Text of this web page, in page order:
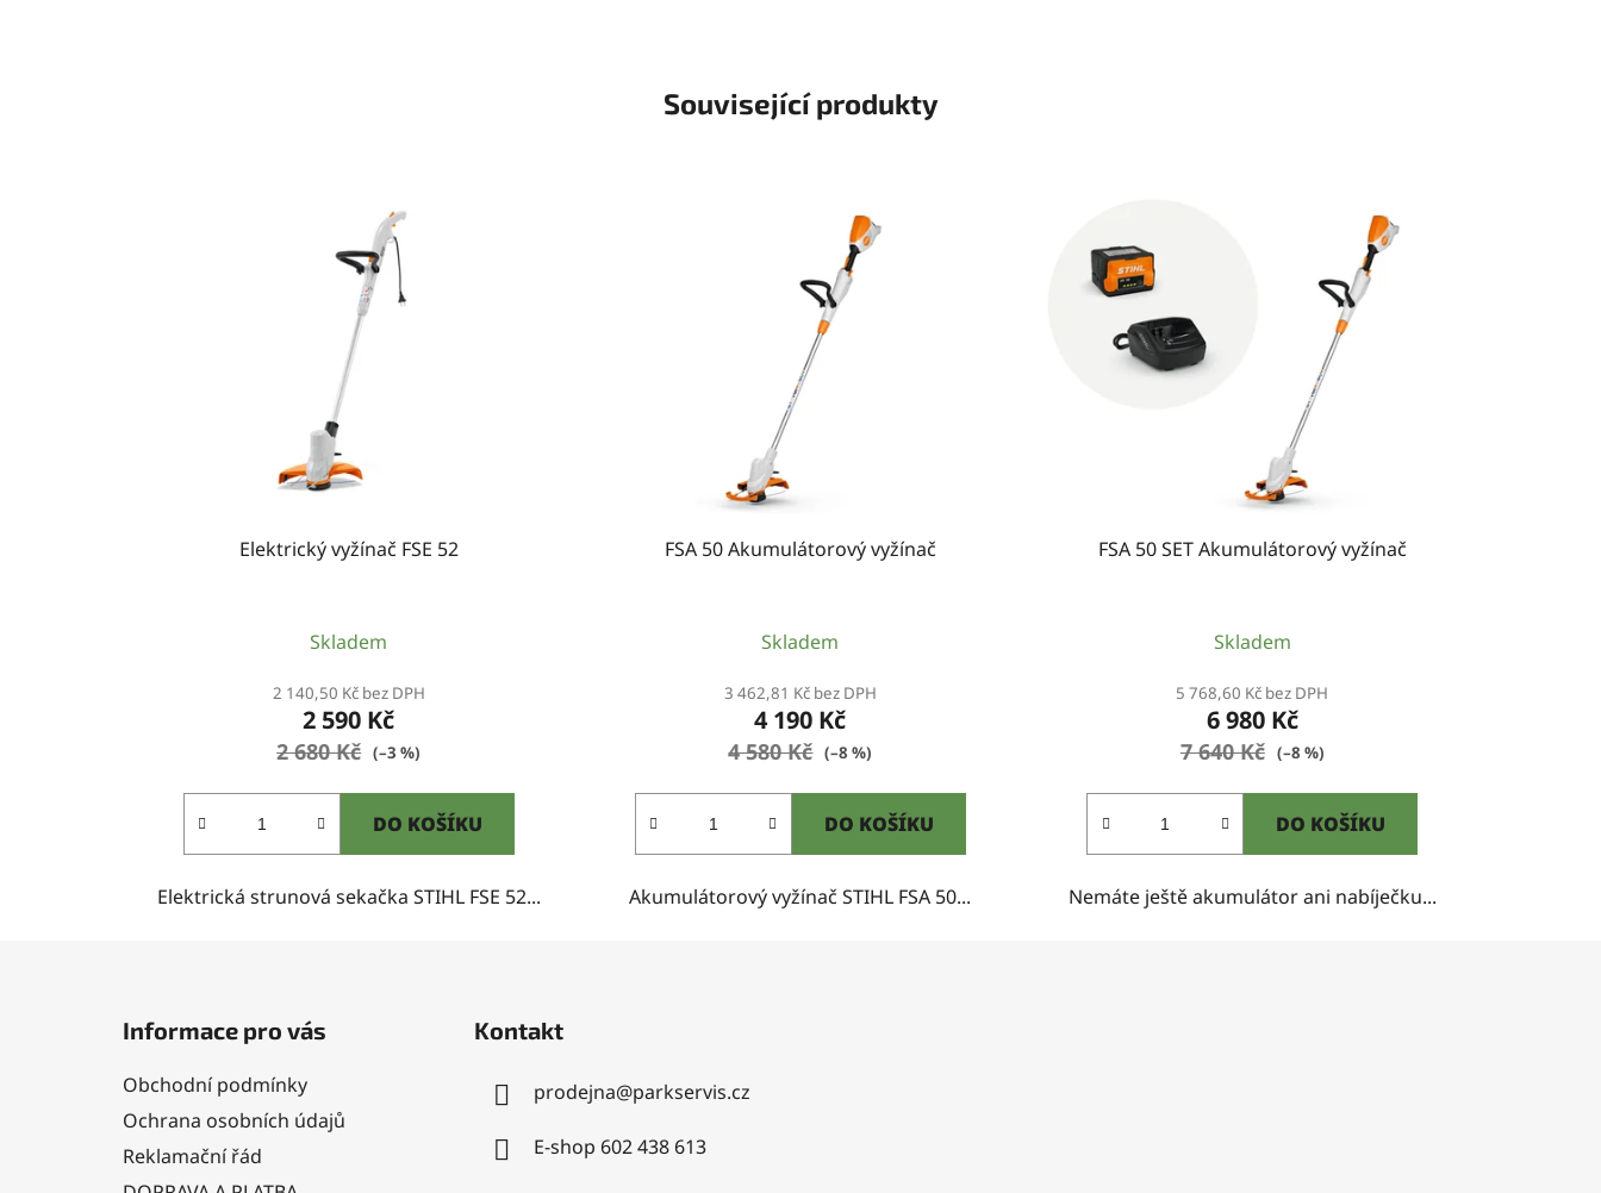
Související produkty
Elektrický vyžínač FSE 52
Skladem
2 140,50 Kč bez DPH
2 590 Kč
2 680 Kč (–3 %)
DO KOŠÍKU
Elektrická strunová sekačka STIHL FSE 52...
FSA 50 Akumulátorový vyžínač
Skladem
3 462,81 Kč bez DPH
4 190 Kč
4 580 Kč (–8 %)
DO KOŠÍKU
Akumulátorový vyžínač STIHL FSA 50...
FSA 50 SET Akumulátorový vyžínač
Skladem
5 768,60 Kč bez DPH
6 980 Kč
7 640 Kč (–8 %)
DO KOŠÍKU
Nemáte ještě akumulátor ani nabíječku...
Informace pro vás
Obchodní podmínky
Ochrana osobních údajů
Reklamační řád
Kontakt
prodejna@parkservis.cz
E-shop 602 438 613